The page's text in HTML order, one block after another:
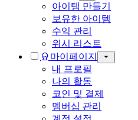
아이템 만들기
보유한 아이템
수익 관리
위시 리스트
마이페이지
내 프로필
나의 활동
코인 및 결제
멤버십 관리